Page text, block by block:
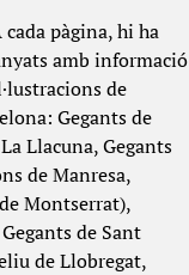
cada pàgina, hi ha
amb informació
de
Gegants de
Llacuna, Gegants
de Manresa,
Montserrat),
de Sant
de Llobregat,